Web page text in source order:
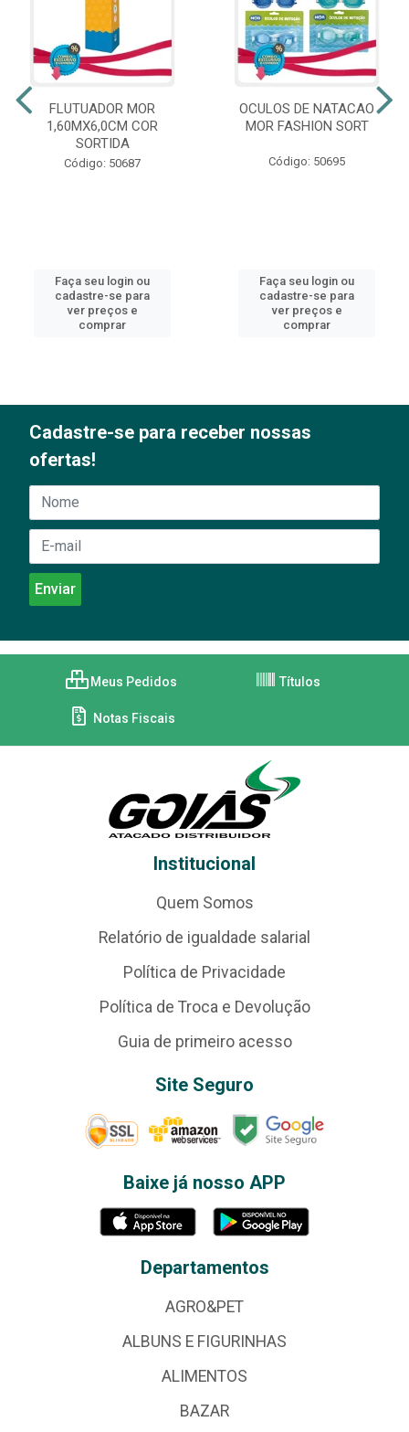
FLUTUADOR MOR
1,60MX6,0CM COR
SORTIDA
Código: 50687
Faça seu login ou
cadastre-se para
ver preços e
comprar
OCULOS DE NATACAO
MOR FASHION SORT
Código: 50695
Faça seu login ou
cadastre-se para
ver preços e
comprar
Cadastre-se para receber nossas
ofertas!
Meus Pedidos Títulos
Notas Fiscais
Institucional
Quem Somos
Relatório de igualdade salarial
Política de Privacidade
Política de Troca e Devolução
Guia de primeiro acesso
Site Seguro
Baixe já nosso APP
Departamentos
AGRO&PET
ALBUNS E FIGURINHAS
ALIMENTOS
BAZAR